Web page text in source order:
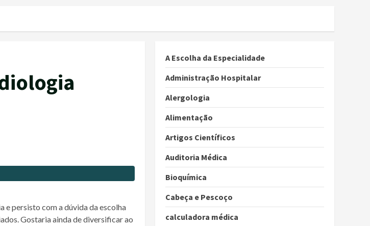
e persisto com a dúvida da escolha
Gostaria ainda de diversificar ao
A Escolha da Especialidade
Administração Hospitalar
Alergologia
Alimentação
Artigos Científicos
Auditoria Médica
Bioquímica
Cabeça e Pescoço
calculadora médica